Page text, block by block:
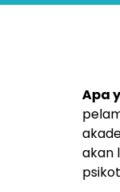
Apa
akan